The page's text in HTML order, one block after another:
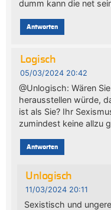
dumm kann die net
Antworten
Logisch
05/03/2024 20:42
@Unlogisch: Wären
herausstellen würde,
ist als Sie? Ihr
zumindest keine allzu
Antworten
Unlogisch
11/03/2024 20:11
Sexistisch und